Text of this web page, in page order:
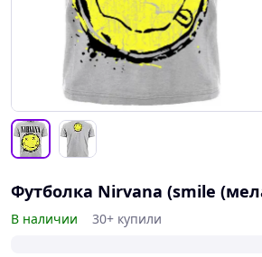
Футболка Nirvana (smile
В наличии 30+ купили